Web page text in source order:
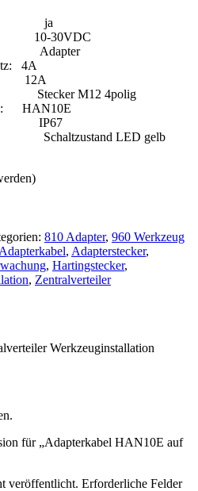
ja
10-30VDC
4A
12A
M12 4polig
HAN10E
LED gelb
810 Adapter, 960 Werkzeug
Adapterkabel, Adapterstecker,
, Hartingstecker,
, Zentralverteiler
Werkzeuginstallation
für „Adapterkabel HAN10E auf
veröffentlicht. Erforderliche Felder